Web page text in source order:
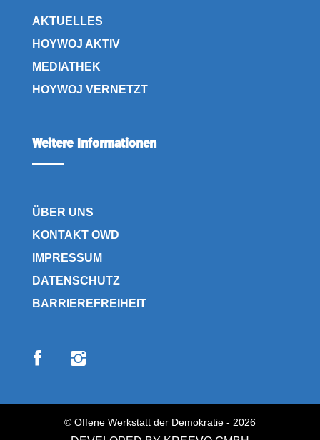
AKTUELLES
HOYWOJ AKTIV
MEDIATHEK
HOYWOJ VERNETZT
Weitere Informationen
ÜBER UNS
KONTAKT OWD
IMPRESSUM
DATENSCHUTZ
BARRIEREFREIHEIT
© Offene Werkstatt der Demokratie - 2026